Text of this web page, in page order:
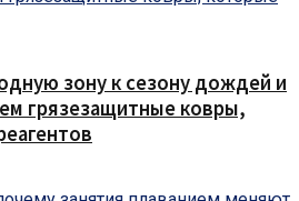
зону к сезону дождей и
грязезащитные ковры,